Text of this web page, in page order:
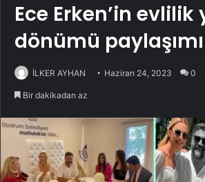
Ece Erken’in evlilik
dönümü paylaşımı
İLKER AYHAN Haziran 24, 2023 0
Bir dakikadan az